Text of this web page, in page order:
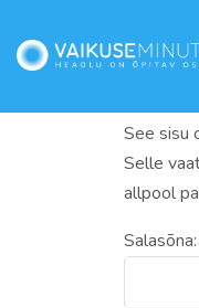
See sisu
Selle
allpool
Salasõna: